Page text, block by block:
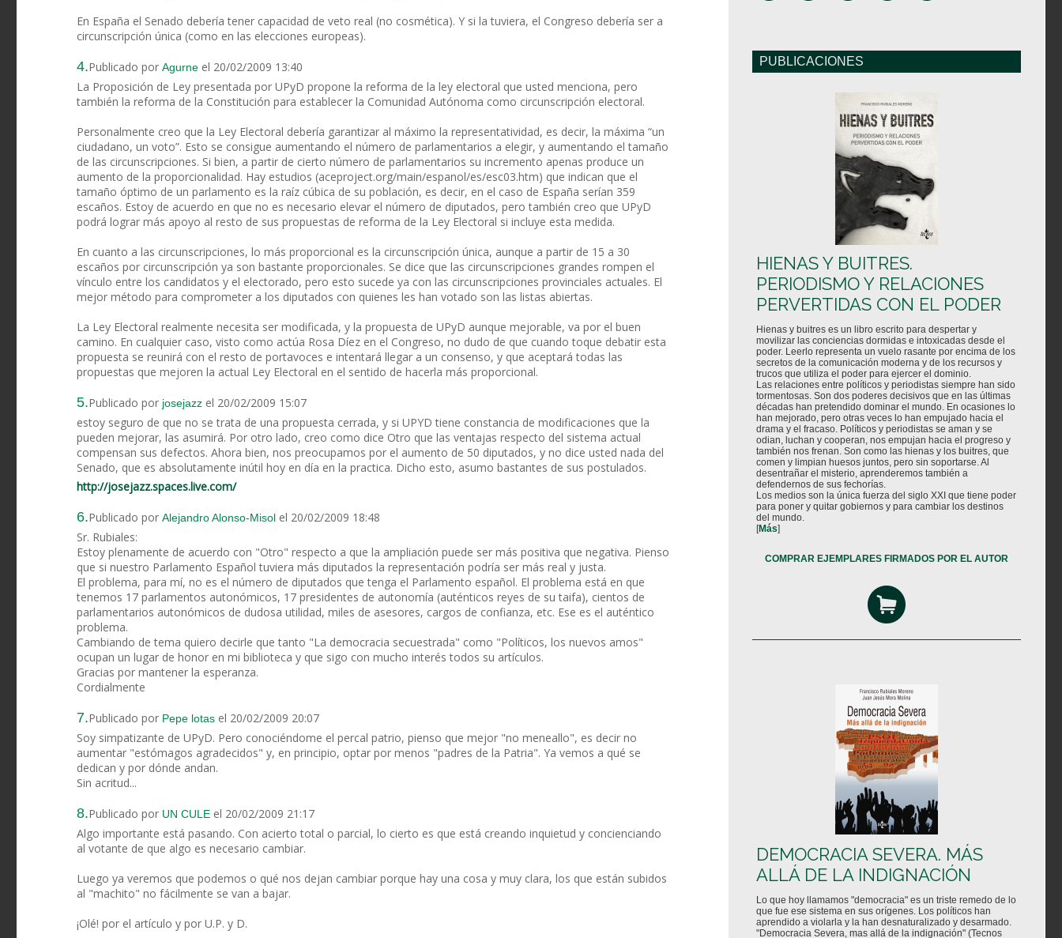
En España el Senado debería tener capacidad de veto real (no cosmética). Y si la tuviera, el Congreso debería ser a
circunscripción única (como en las elecciones europeas).
4.Publicado por Agurne el 20/02/2009 13:40
La Proposición de Ley presentada por UPyD propone la reforma de la ley electoral que usted menciona, pero
también la reforma de la Constitución para establecer la Comunidad Autónoma como circunscripción electoral.
Personalmente creo que la Ley Electoral debería garantizar al máximo la representatividad, es decir, la máxima “un
ciudadano, un voto”. Esto se consigue aumentando el número de parlamentarios a elegir, y aumentando el tamaño
de las circunscripciones. Si bien, a partir de cierto número de parlamentarios su incremento apenas produce un
aumento de la proporcionalidad. Hay estudios (aceproject.org/main/espanol/es/esc03.htm) que indican que el
tamaño óptimo de un parlamento es la raíz cúbica de su población, es decir, en el caso de España serían 359
escaños. Estoy de acuerdo en que no es necesario elevar el número de diputados, pero también creo que UPyD
podrá lograr más apoyo al resto de sus propuestas de reforma de la Ley Electoral si incluye esta medida.
En cuanto a las circunscripciones, lo más proporcional es la circunscripción única, aunque a partir de 15 a 30
escaños por circunscripción ya son bastante proporcionales. Se dice que las circunscripciones grandes rompen el
vínculo entre los candidatos y el electorado, pero esto sucede ya con las circunscripciones provinciales actuales. El
mejor método para comprometer a los diputados con quienes les han votado son las listas abiertas.
La Ley Electoral realmente necesita ser modificada, y la propuesta de UPyD aunque mejorable, va por el buen
camino. En cualquier caso, visto como actúa Rosa Díez en el Congreso, no dudo de que cuando toque debatir esta
propuesta se reunirá con el resto de portavoces e intentará llegar a un consenso, y que aceptará todas las
propuestas que mejoren la actual Ley Electoral en el sentido de hacerla más proporcional.
5.Publicado por josejazz el 20/02/2009 15:07
estoy seguro de que no se trata de una propuesta cerrada, y si UPYD tiene constancia de modificaciones que la
pueden mejorar, las asumirá. Por otro lado, creo como dice Otro que las ventajas respecto del sistema actual
compensan sus defectos. Ahora bien, nos preocupamos por el aumento de 50 diputados, y no dice usted nada del
Senado, que es absolutamente inútil hoy en día en la practica. Dicho esto, asumo bastantes de sus postulados.
http://josejazz.spaces.live.com/
6.Publicado por Alejandro Alonso-Misol el 20/02/2009 18:48
Sr. Rubiales:
Estoy plenamente de acuerdo con "Otro" respecto a que la ampliación puede ser más positiva que negativa. Pienso
que si nuestro Parlamento Español tuviera más diputados la representación podría ser más real y justa.
El problema, para mí, no es el número de diputados que tenga el Parlamento español. El problema está en que
tenemos 17 parlamentos autonómicos, 17 presidentes de autonomía (auténticos reyes de su taifa), cientos de
parlamentarios autonómicos de dudosa utilidad, miles de asesores, cargos de confianza, etc. Ese es el auténtico
problema.
Cambiando de tema quiero decirle que tanto "La democracia secuestrada" como "Políticos, los nuevos amos"
ocupan un lugar de honor en mi biblioteca y que sigo con mucho interés todos su artículos.
Gracias por mantener la esperanza.
Cordialmente
7.Publicado por Pepe lotas el 20/02/2009 20:07
Soy simpatizante de UPyD. Pero conociéndome el percal patrio, pienso que mejor "no meneallo", es decir no
aumentar "estómagos agradecidos" y, en principio, optar por menos "padres de la Patria". Ya vemos a qué se
dedican y por dónde andan.
Sin acritud...
8.Publicado por UN CULE el 20/02/2009 21:17
Algo importante está pasando. Con acierto total o parcial, lo cierto es que está creando inquietud y concienciando
al votante de que algo es necesario cambiar.
Luego ya veremos que podemos o qué nos dejan cambiar porque hay una cosa y muy clara, los que están subidos
al "machito" no fácilmente se van a bajar.
¡Olé! por el artículo y por U.P. y D.
PUBLICACIONES
HIENAS Y BUITRES.
PERIODISMO Y RELACIONES
PERVERTIDAS CON EL PODER
Hienas y buitres es un libro escrito para despertar y
movilizar las conciencias dormidas e intoxicadas desde el
poder. Leerlo representa un vuelo rasante por encima de los
secretos de la comunicación moderna y de los recursos y
trucos que utiliza el poder para ejercer el dominio.
Las relaciones entre políticos y periodistas siempre han sido
tormentosas. Son dos poderes decisivos que en las últimas
décadas han pretendido dominar el mundo. En ocasiones lo
han mejorado, pero otras veces lo han empujado hacia el
drama y el fracaso. Políticos y periodistas se aman y se
odian, luchan y cooperan, nos empujan hacia el progreso y
también nos frenan. Son como las hienas y los buitres, que
comen y limpian huesos juntos, pero sin soportarse. Al
desentrañar el misterio, aprenderemos también a
defendernos de sus fechorías.
Los medios son la única fuerza del siglo XXI que tiene poder
para poner y quitar gobiernos y para cambiar los destinos
del mundo.
[Más]
COMPRAR EJEMPLARES FIRMADOS POR EL AUTOR
DEMOCRACIA SEVERA. MÁS
ALLÁ DE LA INDIGNACIÓN
Lo que hoy llamamos "democracia" es un triste remedo de lo
que fue ese sistema en sus orígenes. Los políticos han
aprendido a violarla y la han desnaturalizado y desarmado.
"Democracia Severa, mas allá de la indignación" (Tecnos